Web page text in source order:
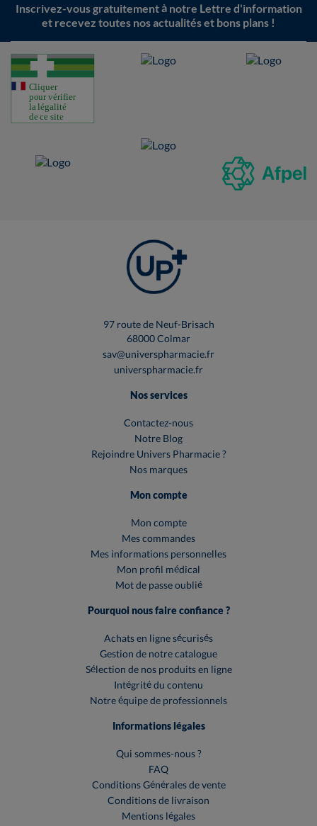
Inscrivez-vous gratuitement à notre Lettre d'information
et recevez toutes nos actualités et bons plans !
97 route de Neuf-Brisach
68000 Colmar
sav@universpharmacie.fr
universpharmacie.fr
Nos services
Contactez-nous
Notre Blog
Rejoindre Univers Pharmacie ?
Nos marques
Mon compte
Mon compte
Mes commandes
Mes informations personnelles
Mon profil médical
Mot de passe oublié
Pourquoi nous faire confiance ?
Achats en ligne sécurisés
Gestion de notre catalogue
Sélection de nos produits en ligne
Intégrité du contenu
Notre équipe de professionnels
Informations légales
Qui sommes-nous ?
FAQ
Conditions Générales de vente
Conditions de livraison
Mentions légales